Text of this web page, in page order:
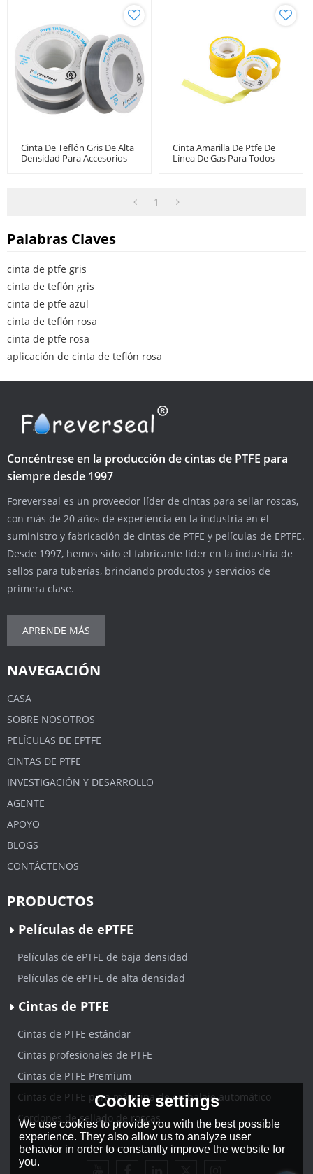
Cinta De Teflón Gris De Alta
Densidad Para Accesorios
Cinta Amarilla De Ptfe De
Línea De Gas Para Todos
1
Palabras Claves
cinta de ptfe gris
cinta de teflón gris
cinta de ptfe azul
cinta de teflón rosa
cinta de ptfe rosa
aplicación de cinta de teflón rosa
Concéntrese en la producción de cintas de PTFE para
siempre desde 1997
Foreverseal es un proveedor líder de cintas para sellar roscas,
con más de 20 años de experiencia en la industria en el
suministro y fabricación de cintas de PTFE y películas de EPTFE.
Desde 1997, hemos sido el fabricante líder en la industria de
sellos para tuberías, brindando productos y servicios de
primera clase.
APRENDE MÁS
NAVEGACIÓN
CASA
SOBRE NOSOTROS
PELÍCULAS DE EPTFE
CINTAS DE PTFE
INVESTIGACIÓN Y DESARROLLO
AGENTE
APOYO
BLOGS
CONTÁCTENOS
PRODUCTOS
Películas de ePTFE
Películas de ePTFE de baja densidad
Películas de ePTFE de alta densidad
Cintas de PTFE
Cintas de PTFE estándar
Cintas profesionales de PTFE
Cintas de PTFE Premium
Cintas de PTFE para máquina de embalaje automático
Cordones de sellado de roscas
Cookie settings
We use cookies to provide you with the best possible
experience. They also allow us to analyze user
behavior in order to constantly improve the website for
you.